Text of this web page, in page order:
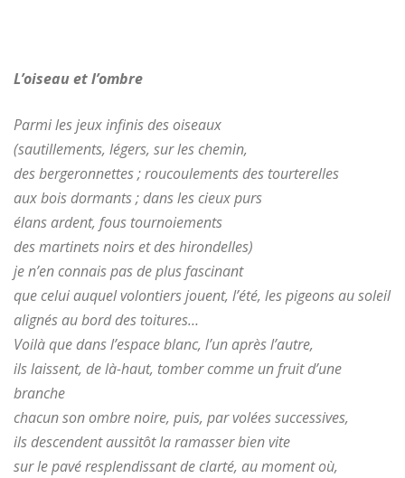
L’oiseau et l’ombre
Parmi les jeux infinis des oiseaux
(sautillements, légers, sur les chemin,
des bergeronnettes ; roucoulements des tourterelles
aux bois dormants ; dans les cieux purs
élans ardent, fous tournoiements
des martinets noirs et des hirondelles)
je n’en connais pas de plus fascinant
que celui auquel volontiers jouent, l’été, les pigeons au soleil
alignés au bord des toitures…
Voilà que dans l’espace blanc, l’un après l’autre,
ils laissent, de là-haut, tomber comme un fruit d’une
branche
chacun son ombre noire, puis, par volées successives,
ils descendent aussitôt la ramasser bien vite
sur le pavé resplendissant de clarté, au moment où,